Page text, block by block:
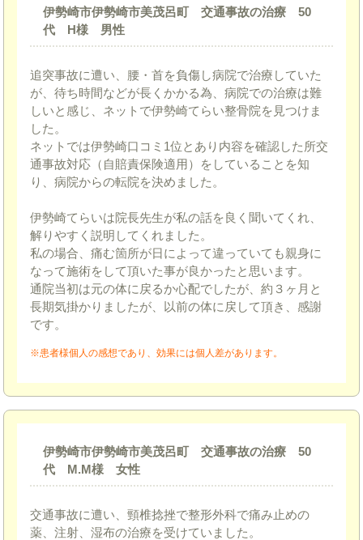
伊勢崎市伊勢崎市美茂呂町 交通事故の治療 50
代 H様 男性
追突事故に遭い、腰・首を負傷し病院で治療していた
が、待ち時間などが長くかかる為、病院での治療は難
しいと感じ、ネットで伊勢崎てらい整骨院を見つけま
した。
ネットでは伊勢崎口コミ1位とあり内容を確認した所交
通事故対応（自賠責保険適用）をしていることを知
り、病院からの転院を決めました。
伊勢崎てらいは院長先生が私の話を良く聞いてくれ、
解りやすく説明してくれました。
私の場合、痛む箇所が日によって違っていても親身に
なって施術をして頂いた事が良かったと思います。
通院当初は元の体に戻るか心配でしたが、約３ヶ月と
長期気掛かりましたが、以前の体に戻して頂き、感謝
です。
※患者様個人の感想であり、効果には個人差があります。
伊勢崎市伊勢崎市美茂呂町 交通事故の治療 50
代 M.M様 女性
交通事故に遭い、頸椎捻挫で整形外科で痛み止めの
薬、注射、湿布の治療を受けていました。